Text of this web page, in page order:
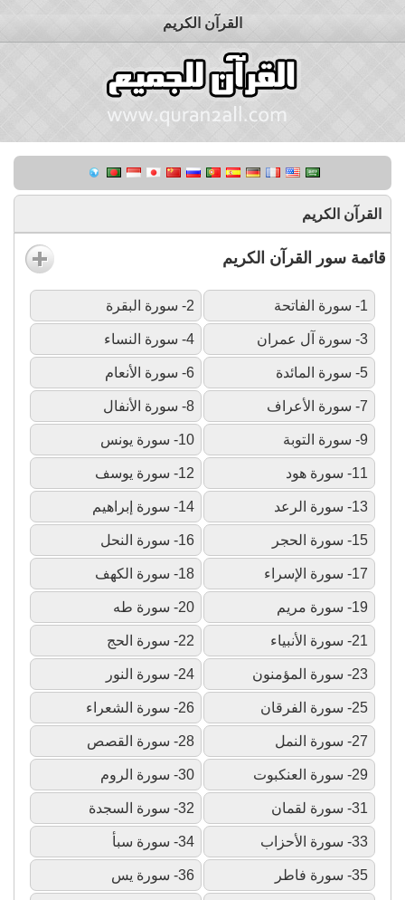
القرآن الكريم
القرآن الكريم
قائمة سور القرآن الكريم
1- سورة الفاتحة 2- سورة البقرة
3- سورة آل عمران 4- سورة النساء
5- سورة المائدة 6- سورة الأنعام
7- سورة الأعراف 8- سورة الأنفال
9- سورة التوبة 10- سورة يونس
11- سورة هود 12- سورة يوسف
13- سورة الرعد 14- سورة إبراهيم
15- سورة الحجر 16- سورة النحل
17- سورة الإسراء 18- سورة الكهف
19- سورة مريم 20- سورة طه
21- سورة الأنبياء 22- سورة الحج
23- سورة المؤمنون 24- سورة النور
25- سورة الفرقان 26- سورة الشعراء
27- سورة النمل 28- سورة القصص
29- سورة العنكبوت 30- سورة الروم
31- سورة لقمان 32- سورة السجدة
33- سورة الأحزاب 34- سورة سبأ
35- سورة فاطر 36- سورة يس